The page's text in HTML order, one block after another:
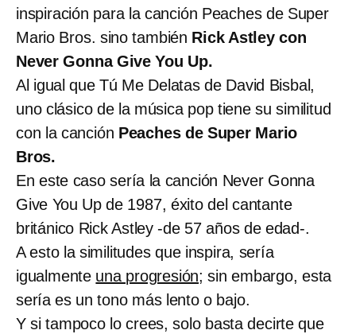
inspiración para la canción Peaches de Super
Mario Bros. sino también Rick Astley con
Never Gonna Give You Up.
Al igual que Tú Me Delatas de David Bisbal,
uno clásico de la música pop tiene su similitud
con la canción Peaches de Super Mario
Bros.
En este caso sería la canción Never Gonna
Give You Up de 1987, éxito del cantante
británico Rick Astley -de 57 años de edad-.
A esto la similitudes que inspira, sería
igualmente una progresión; sin embargo, esta
sería es un tono más lento o bajo.
Y si tampoco lo crees, solo basta decirte que